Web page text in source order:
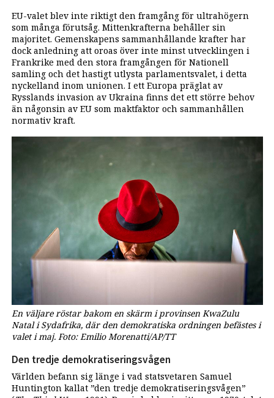
EU-valet blev inte riktigt den framgång för ultrahögern
som många förutsåg. Mittenkrafterna behåller sin
majoritet. Gemenskapens sammanhållande krafter har
dock anledning att oroas över inte minst utvecklingen i
Frankrike med den stora framgången för Nationell
samling och det hastigt utlysta parlamentsvalet, i detta
nyckelland inom unionen. I ett Europa präglat av
Rysslands invasion av Ukraina finns det ett större behov
än någonsin av EU som maktfaktor och sammanhållen
normativ kraft.
En väljare röstar bakom en skärm i provinsen KwaZulu
Natal i Sydafrika, där den demokratiska ordningen befästes i
valet i maj. Foto: Emilio Morenatti/AP/TT
Den tredje demokratiseringsvågen
Världen befann sig länge i vad statsvetaren Samuel
Huntington kallat ”den tredje demokratiseringsvågen”